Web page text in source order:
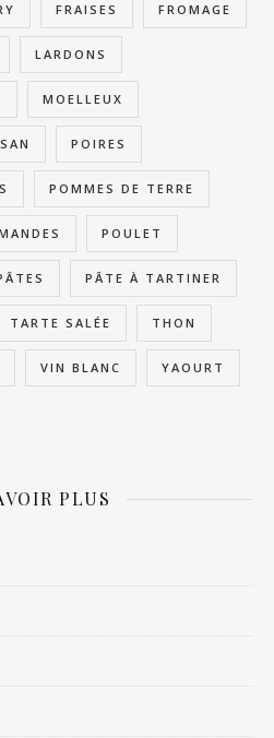
FRAISES FROMAGE
LARDONS
MOELLEUX
POIRES
POMMES DE TERRE
POULET
PÂTE À TARTINER
TARTE SALÉE THON
VIN BLANC YAOURT
PLUS